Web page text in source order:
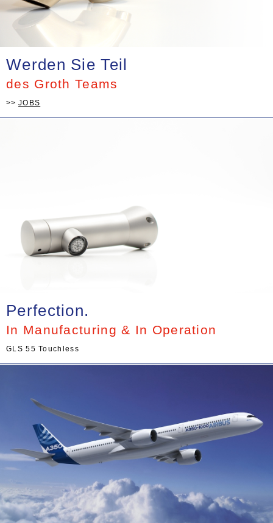
Werden Sie Teil
des Groth Teams
JOBS
Perfection.
In Manufacturing & In Operation
GLS 55 Touchless